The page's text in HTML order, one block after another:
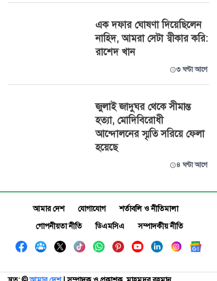
এক দফার ঘোষণা দিয়েছিলেন
নাহিদ, আমরা সেটা স্বীকার করি:
রাশেদ খান
৩ ঘণ্টা আগে
জুলাই জাদুঘর থেকে সীমান্ত
হত্যা, মোদিবিরোধী
আন্দোলনের স্মৃতি সরিয়ে ফেলা
হয়েছে
৪ ঘণ্টা আগে
আমার দেশ যোগাযোগ
শর্তাবলি ও নীতিমালা
গোপনীয়তা নীতি
ডিএমসিএ সম্পাদকীয় নীতি